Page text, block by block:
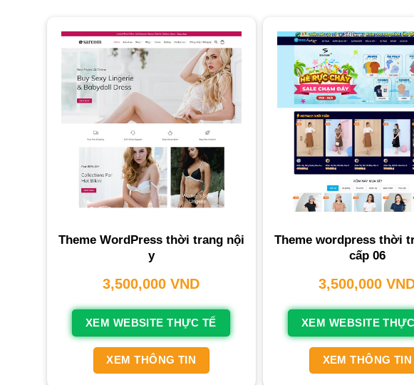
Theme WordPress thời trang nội
y
3,500,000VND
XEM WEBSITE THỰC TẾ
XEM THÔNG TIN
Theme wordpress thời
cấp 06
3,500,000
XEM WEBSITE
XEM THÔNG TIN